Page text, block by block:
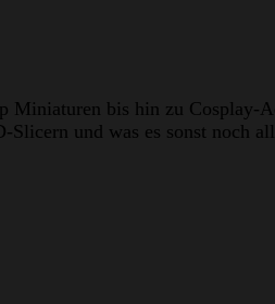
bis hin zu Cosplay-
und was es sonst noch